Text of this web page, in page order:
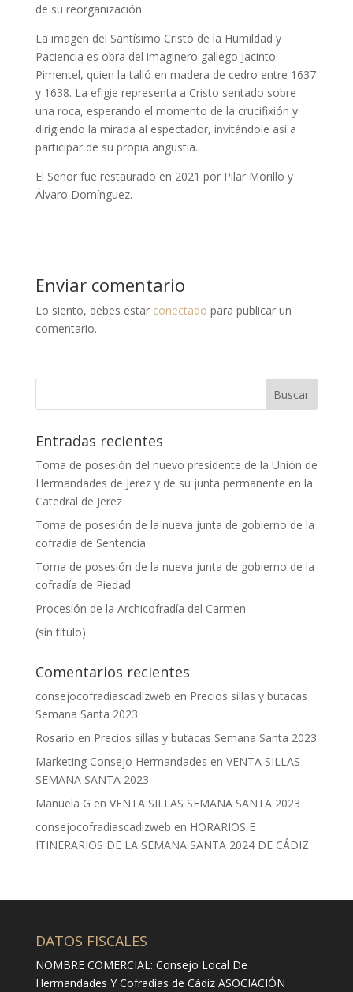
de su reorganización.
La imagen del Santísimo Cristo de la Humildad y
Paciencia es obra del imaginero gallego Jacinto
Pimentel, quien la talló en madera de cedro entre 1637
y 1638. La efigie representa a Cristo sentado sobre
una roca, esperando el momento de la crucifixión y
dirigiendo la mirada al espectador, invitándole así a
participar de su propia angustia.
El Señor fue restaurado en 2021 por Pilar Morillo y
Álvaro Domínguez.
Enviar comentario
Lo siento, debes estar conectado para publicar un
comentario.
Entradas recientes
Toma de posesión del nuevo presidente de la Unión de
Hermandades de Jerez y de su junta permanente en la
Catedral de Jerez
Toma de posesión de la nueva junta de gobierno de la
cofradía de Sentencia
Toma de posesión de la nueva junta de gobierno de la
cofradía de Piedad
Procesión de la Archicofradía del Carmen
(sin título)
Comentarios recientes
consejocofradiascadizweb en Precios sillas y butacas
Semana Santa 2023
Rosario en Precios sillas y butacas Semana Santa 2023
Marketing Consejo Hermandades en VENTA SILLAS
SEMANA SANTA 2023
Manuela G en VENTA SILLAS SEMANA SANTA 2023
consejocofradiascadizweb en HORARIOS E
ITINERARIOS DE LA SEMANA SANTA 2024 DE CÁDIZ.
DATOS FISCALES
NOMBRE COMERCIAL: Consejo Local De
Hermandades Y Cofradías de Cádiz ASOCIACIÓN